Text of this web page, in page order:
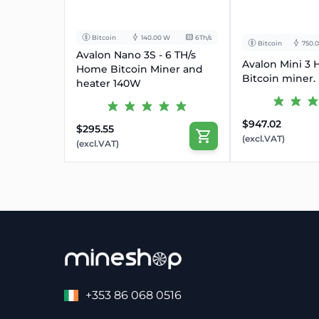
Bitcoin 140.00 W 6Th/s
Avalon Nano 3S - 6 TH/s
Home Bitcoin Miner and
heater 140W
$295.55
(excl.VAT)
Bitcoin
Avalon Mini 3
Bitcoin miner.
$947.02
(excl.VAT)
+353 86 068 0516